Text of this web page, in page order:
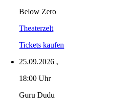
Below Zero
Theaterzelt
Tickets kaufen
25.09.2026 ,
18:00 Uhr
Guru Dudu